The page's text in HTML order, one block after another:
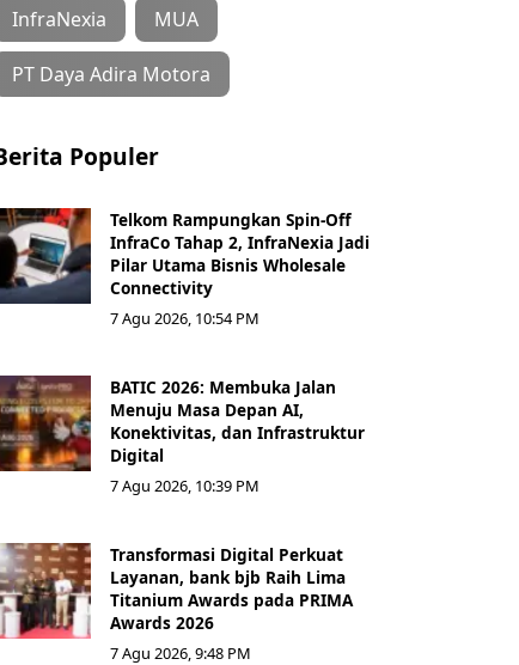
InfraNexia MUA
PT Daya Adira Motora
Populer
Telkom Rampungkan Spin-Off
InfraCo Tahap 2, InfraNexia Jadi
Pilar Utama Bisnis Wholesale
Connectivity
7 Agu 2026, 10:54 PM
BATIC 2026: Membuka Jalan
Menuju Masa Depan AI,
Konektivitas, dan Infrastruktur
Digital
7 Agu 2026, 10:39 PM
Transformasi Digital Perkuat
Layanan, bank bjb Raih Lima
Titanium Awards pada PRIMA
Awards 2026
7 Agu 2026, 9:48 PM